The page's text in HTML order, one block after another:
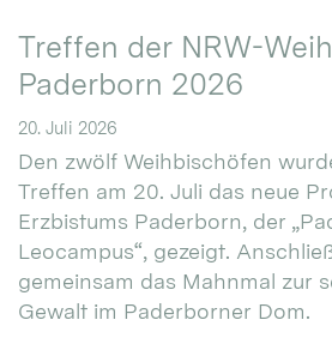
Treffen der NRW-
Paderborn 2026
20. Juli 2026
Den zwölf Weihbischöfen
Treffen am 20. Juli das neue
Erzbistums Paderborn, der
Leocampus“, gezeigt.
gemeinsam das Mahnmal zur
Gewalt im Paderborner Dom.